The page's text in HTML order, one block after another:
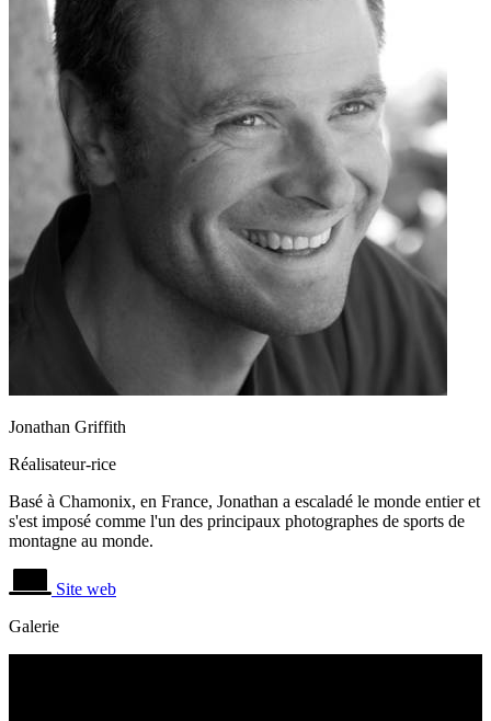
Jonathan Griffith
Réalisateur-rice
Basé à Chamonix, en France, Jonathan a escaladé le monde entier et
s'est imposé comme l'un des principaux photographes de sports de
montagne au monde.
Site web
Galerie